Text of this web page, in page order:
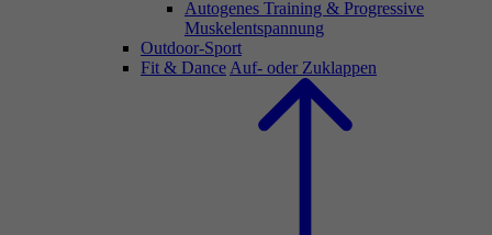
Autogenes Training & Progressive
Muskelentspannung
Outdoor-Sport
Fit & Dance Auf- oder Zuklappen